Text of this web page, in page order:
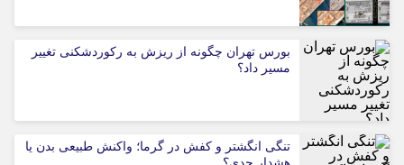
بورس تهران چگونه از ریزش به رکوردشکنی تغییر
مسیر داد؟
تنگی انگشتر و کفش در گرما؛ واکنش طبیعی بدن یا